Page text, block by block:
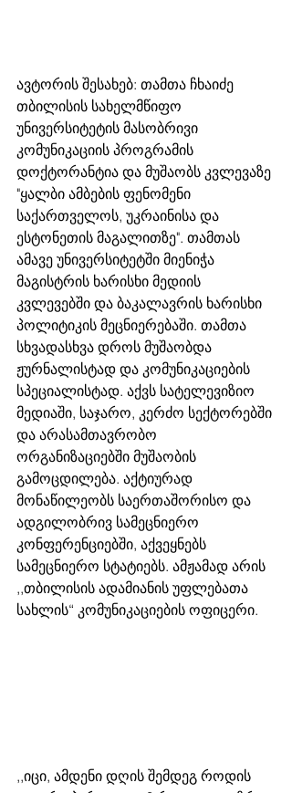
ავტორის შესახებ: თამთა ჩხაიძე
თბილისის სახელმწიფო
უნივერსიტეტის მასობრივი
კომუნიკაციის პროგრამის
დოქტორანტია და მუშაობს კვლევაზე
"ყალბი ამბების ფენომენი
საქართველოს, უკრაინისა და
ესტონეთის მაგალითზე". თამთას
ამავე უნივერსიტეტში მიენიჭა
მაგისტრის ხარისხი მედიის
კვლევებში და ბაკალავრის ხარისხი
პოლიტიკის მეცნიერებაში. თამთა
სხვადასხვა დროს მუშაობდა
ჟურნალისტად და კომუნიკაციების
სპეციალისტად. აქვს სატელევიზიო
მედიაში, საჯარო, კერძო სექტორებში
და არასამთავრობო
ორგანიზაციებში მუშაობის
გამოცდილება. აქტიურად
მონაწილეობს საერთაშორისო და
ადგილობრივ სამეცნიერო
კონფერენციებში, აქვეყნებს
სამეცნიერო სტატიებს. ამჟამად არის
,,თბილისის ადამიანის უფლებათა
სახლის“ კომუნიკაციების ოფიცერი.
,,იცი, ამდენი დღის შემდეგ როდის